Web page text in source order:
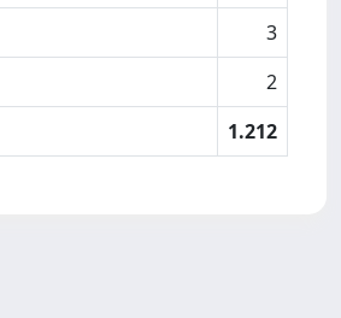
3
2
1.212